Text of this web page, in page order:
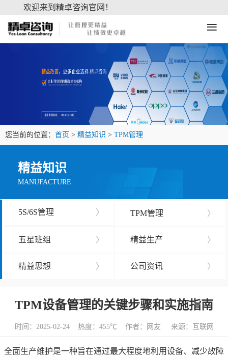
欢迎来到精卓咨询官网！
≡
您当前的位置： 首页 > 精益知识 > TPM管理
精益知识
MANUFACTURE
5S/6S管理 〉 TPM管理 〉
五星班组 〉 精益生产 〉
精益思想 〉 公司资讯 〉
TPM设备管理的关键步骤和实施指南
时间：2025-02-24 热度： 455℃ 作者：网友 来源：互联网
全面生产维护是一种旨在通过最大程度地利用设备、减少故障